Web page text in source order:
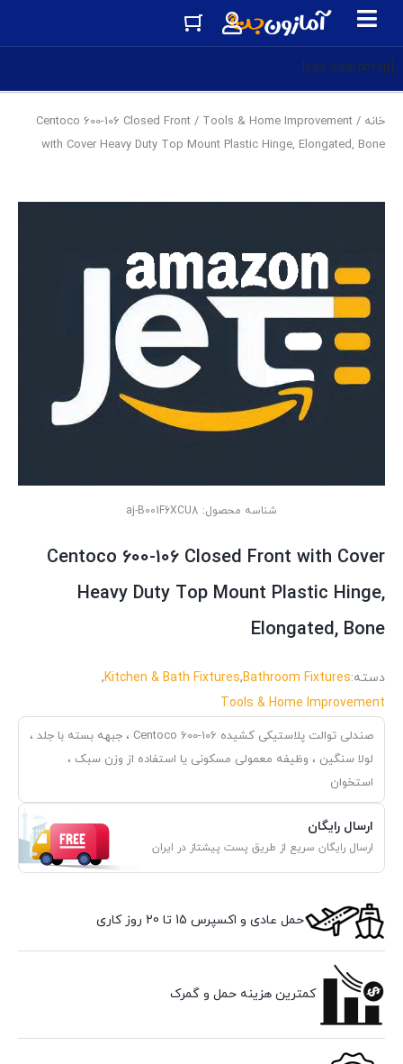
[eas-searchtop]
خانه /
Tools & Home Improvement
/ Centoco 600-106 Closed Front
with Cover Heavy Duty Top Mount Plastic Hinge, Elongated, Bone
شناسه محصول: aj-B001F6XCU8
Centoco 600-106 Closed Front with Cover
Heavy Duty Top Mount Plastic Hinge,
Elongated, Bone
دسته:Bathroom Fixtures
,
Kitchen & Bath Fixtures
,
Tools & Home Improvement
صندلی توالت پلاستیکی کشیده Centoco 600-106 ، جبهه بسته با جلد ،
لولا سنگین ، وظیفه معمولی مسکونی یا استفاده از وزن سبک ،
استخوان
ارسال رایگان
ارسال رایگان سریع از طریق پست پیشتاز در ایران
حمل عادی و اکسپرس 15 تا 20 روز کاری
کمترین هزینه حمل و گمرک